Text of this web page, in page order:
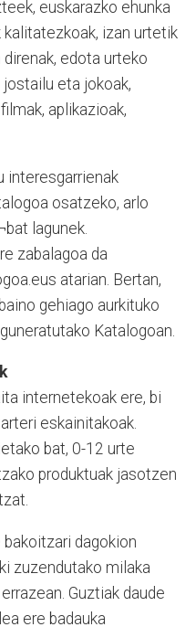
euskarazko ehunka
kalitatezkoak, izan urtetik
edota urteko
jostailu eta jokoak,
aplikazioak,
interesgarrienak
osatzeko, arlo
lagunek.
zabalagoa da
atarian. Bertan,
gehiago aurkituko
Katalogoan.
internetekoak ere, bi
eskainitakoak.
bat, 0-12 urte
produktuak jasotzen
dagokion
zuzendutako milaka
Guztiak daude
ere badauka